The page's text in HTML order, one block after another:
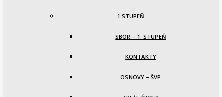
1.STUPEŇ
SBOR – 1. STUPEŇ
KONTAKTY
OSNOVY – ŠVP